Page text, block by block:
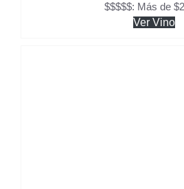
$$$$$: Más de
Ver Vino